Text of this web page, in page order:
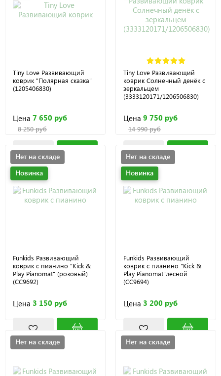
Tiny Love Развивающий
коврик "Полярная сказка"
(1205406830)
Цена 7 650 руб
8 250 руб
Tiny Love Развивающий
коврик Солнечный денёк с
зеркальцем
(3333120171/1206506830)
Цена 9 750 руб
14 990 руб
Нет на складе
Новинка
Funkids Развивающий
коврик с пианино "Kick &
Play Pianomat" (розовый)
(CC9692)
Цена 3 150 руб
Нет на складе
Новинка
Funkids Развивающий
коврик с пианино "Kick &
Play Pianomat"лесной
(CC9694)
Цена 3 200 руб
Нет на складе Нет на складе